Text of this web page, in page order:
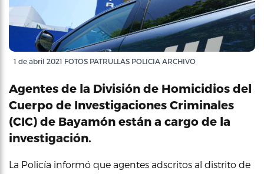
1 de abril 2021 FOTOS PATRULLAS POLICIA ARCHIVO
Agentes de la División de Homicidios del
Cuerpo de Investigaciones Criminales
(CIC) de Bayamón están a cargo de la
investigación.
La Policía informó que agentes adscritos al distrito de